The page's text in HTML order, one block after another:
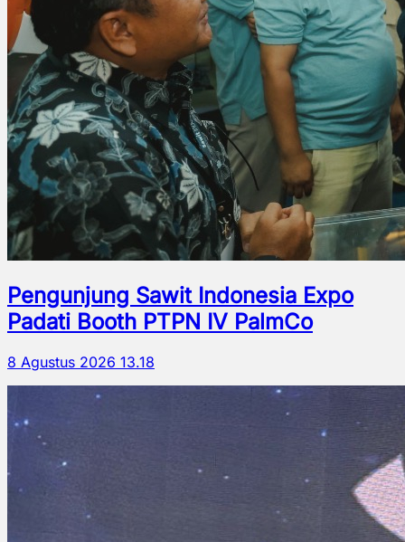
Pengunjung Sawit Indonesia Expo
Padati Booth PTPN IV PalmCo
8 Agustus 2026 13.18